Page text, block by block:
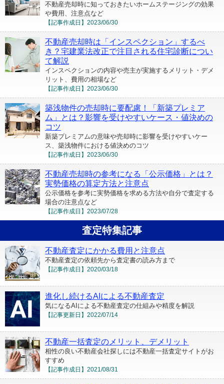
不動産売却時に知っておきたいホームステージングの効果
や費用、注意点など
【記事作成日】 2023/06/30
不動産売却時は「インスペクション」するべ
き？宅建業法改正で注目される住宅診断につい
て解説
インスペクションの内容や売主が実施するメリット・デメ
リット、費用の相場など
【記事作成日】 2023/06/30
築浅物件の売却時に要配慮！「新築プレミア
ム」とは？影響を受けやすいケース・値決めの
コツ
新築プレミアムの意味や売却時に影響を受けやすいケー
ス、築浅物件における値決めのコツ
【記事作成日】 2023/06/30
不動産売却時の参考になる「公示価格」とは？
実勢価格の算定方法と注意点
公示価格を参考に実勢価格を求める方法や自分で査定する
場合の注意点など
【記事作成日】 2023/07/28
査定特集記事
不動産査定にかかる費用と注意点
不動産査定の依頼先から査定書の読み方まで
【記事作成日】 2020/03/18
進化し続けるAIによる不動産査定
気になるAIによる不動産査定の仕組みや精度を解説
【記事更新日】 2022/07/14
不動産一括査定のメリット、デメリット
相性の良い不動産会社探しには不動産一括査定サイトがお
すすめ
【記事作成日】 2021/08/31